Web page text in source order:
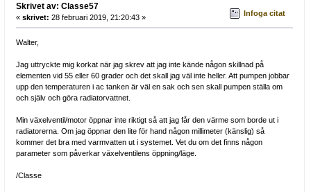
Skrivet av: Classe57
« skrivet: 28 februari 2019, 21:20:43 » Infoga citat
Walter,
Jag uttryckte mig korkat när jag skrev att jag inte kände någon skillnad på
elementen vid 55 eller 60 grader och det skall jag väl inte heller. Att pumpen jobbar
upp den temperaturen i ac tanken är väl en sak och sen skall pumpen ställa om
och själv och göra radiatorvattnet.
Min växelventil/motor öppnar inte riktigt så att jag får den värme som borde ut i
radiatorerna. Om jag öppnar den lite för hand någon millimeter (känslig) så
kommer det bra med varmvatten ut i systemet. Vet du om det finns någon
parameter som påverkar växelventilens öppning/läge.
/Classe